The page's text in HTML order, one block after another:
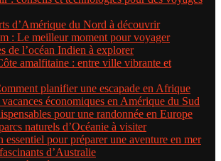
d’Amérique du Nord à découvrir
: Le meilleur moment pour voyager
de l’océan Indien à explorer
amalfitaine : entre ville vibrante et
planifier une escapade en Afrique
économiques en Amérique du Sud
pour une randonnée en Europe
naturels d’Océanie à visiter
pour préparer une aventure en mer
d’Australie